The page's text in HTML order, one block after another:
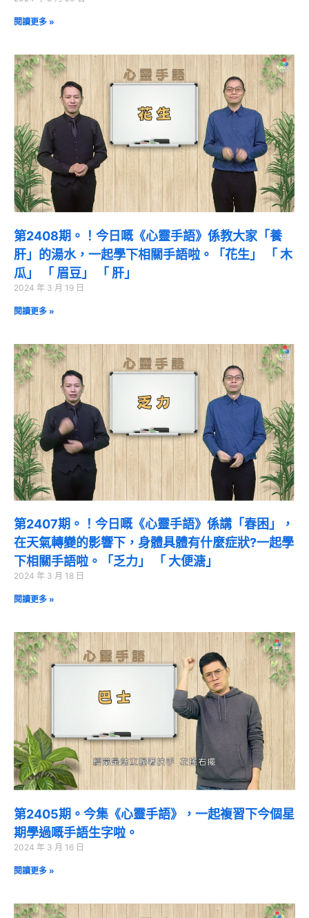
閱讀更多 »
第2408期。！今日嘅《心靈手語》係教大家「養
肝」的湯水，一起學下相關手語啦。「花生」 「 木
瓜」 「 眉豆」 「 肝」
2024 年 3 月 19 日
閱讀更多 »
第2407期。！今日嘅《心靈手語》係講「春困」，
在天氣轉變的影響下，身體具體有什麼症狀?一起學
下相關手語啦。「乏力」 「 大便溏」
2024 年 3 月 18 日
閱讀更多 »
第2405期。今集《心靈手語》，一起複習下今個星
期學過嘅手語生字啦。
2024 年 3 月 16 日
閱讀更多 »